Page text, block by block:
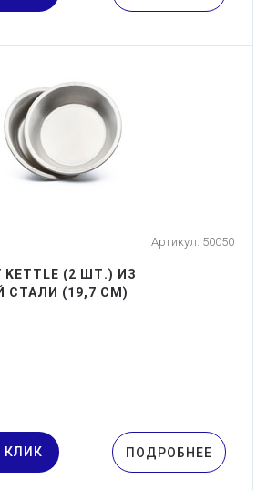
Артикул: 50050
KETTLE (2 ШТ.) ИЗ
(19,7 СМ)
КЛИК ПОДРОБНЕЕ